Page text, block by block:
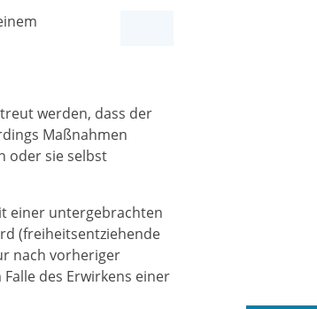
werden, dass der
Maßnahmen
oder sie selbst
einer untergebrachten
(freiheitsentziehende
nach vorheriger
des Erwirkens einer